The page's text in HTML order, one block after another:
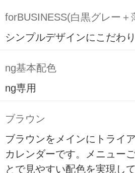
forBUSINESS(白黒グレー＋
シンプルデザインにこだわり
ng基本配色
ng専用
ブラウン
ブラウンをメインにトライ
カレンダーです。メニュー
とで見やすい配色を実現して